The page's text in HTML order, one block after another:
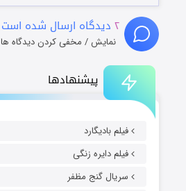
پیشنهادها
فیلم بادیگارد
فیلم دایره زنگی
سریال گنج مظفر
۲ دیدگاه ارسال شده است
نمایش / مخفی کردن دیدگاه ها